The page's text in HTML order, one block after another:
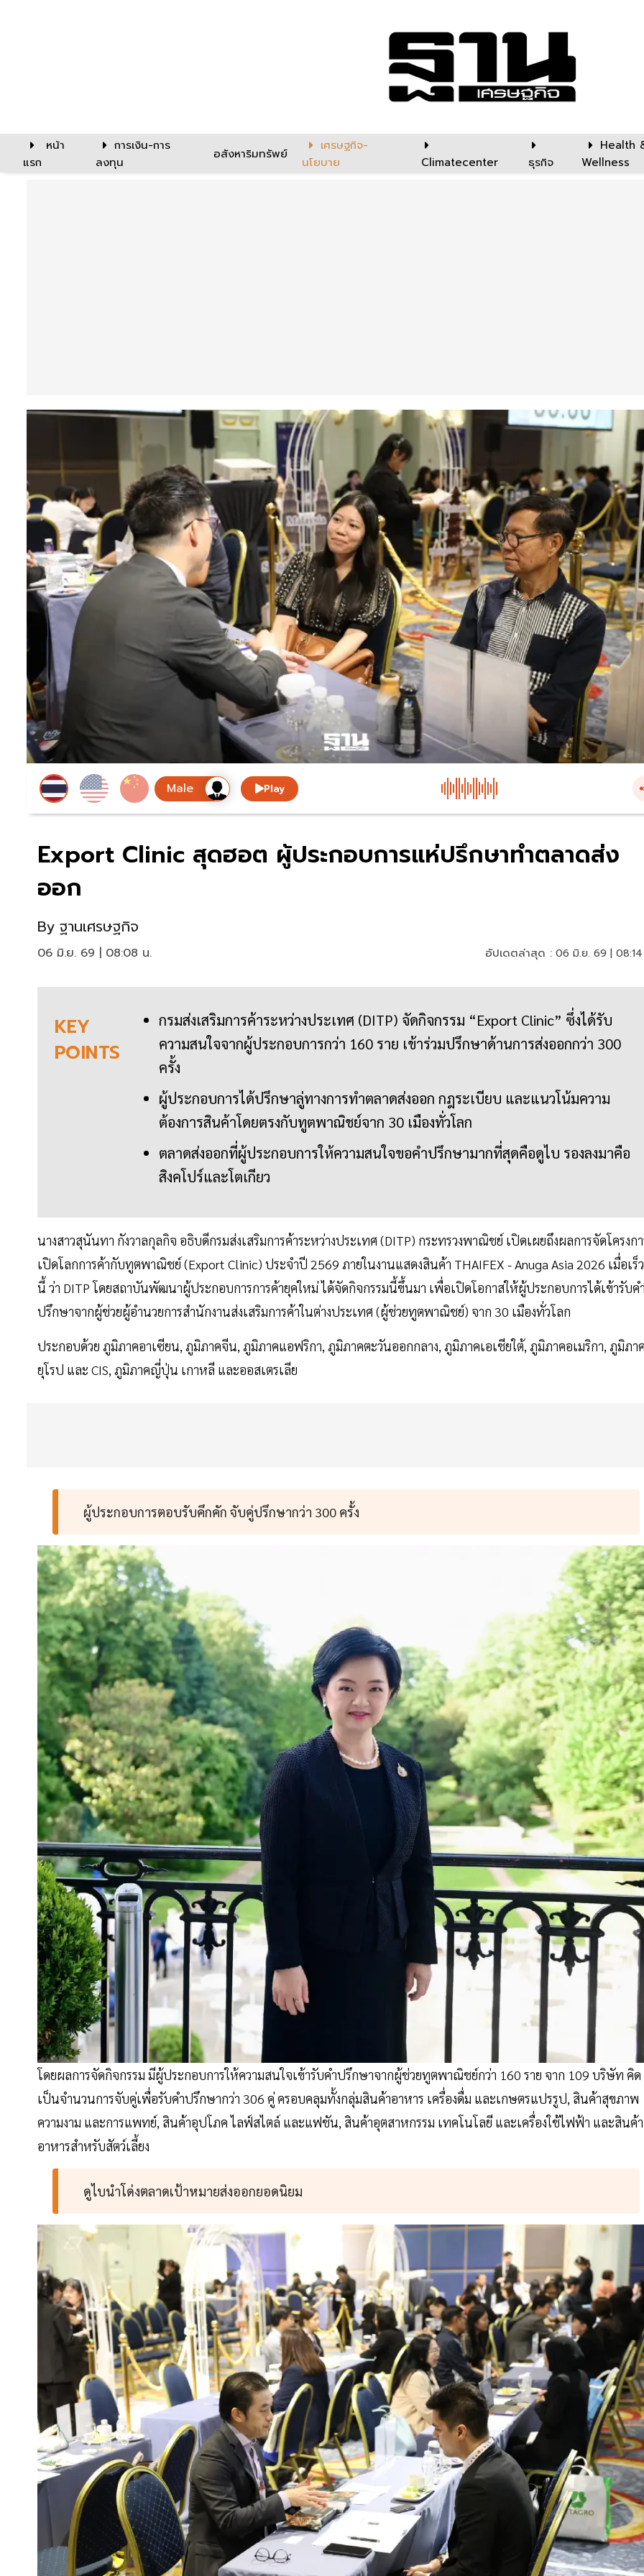
หน้า
แรก
การเงิน-การ
ลงทุน
อสังหาริมทรัพย์
เศรษฐกิจ-
นโยบาย
Climatecenter ธุรกิจ
Health
Wellness
Play
Export Clinic สุดฮอต ผู้ประกอบการแห่ปรึกษาทำตลาดส่ง
ออก
By ฐานเศรษฐกิจ
06 มิ.ย. 69 | 08:08 น. อัปเดตล่าสุด : 06 มิ.ย. 69 |
KEY
POINTS
กรมส่งเสริมการค้าระหว่างประเทศ (DITP) จัดกิจกรรม “Export Clinic” ซึ่งได้รับ
ความสนใจจากผู้ประกอบการกว่า 160 ราย เข้าร่วมปรึกษาด้านการส่งออกกว่า 300
ครั้ง
ผู้ประกอบการได้ปรึกษาลู่ทางการทำตลาดส่งออก กฎระเบียบ และแนวโน้มความ
ต้องการสินค้าโดยตรงกับทูตพาณิชย์จาก 30 เมืองทั่วโลก
ตลาดส่งออกที่ผู้ประกอบการให้ความสนใจขอคำปรึกษามากที่สุดคือดูไบ รองลงมาคือ
สิงคโปร์และโตเกียว
นางสาวสุนันทา กังวาลกุลกิจ อธิบดีกรมส่งเสริมการค้าระหว่างประเทศ (DITP) กระทรวงพาณิชย์ เปิดเผยถึงผลการจัดโครงก
เปิดโลกการค้ากับทูตพาณิชย์ (Export Clinic) ประจำปี 2569 ภายในงานแสดงสินค้า THAIFEX - Anuga Asia 2026 เมื่อเร็
นี้ ว่า DITP โดยสถาบันพัฒนาผู้ประกอบการการค้ายุคใหม่ ได้จัดกิจกรรมนี้ขึ้นมา เพื่อเปิดโอกาสให้ผู้ประกอบการได้เข้ารับค
ปรึกษาจากผู้ช่วยผู้อำนวยการสำนักงานส่งเสริมการค้าในต่างประเทศ (ผู้ช่วยทูตพาณิชย์) จาก 30 เมืองทั่วโลก
ประกอบด้วย ภูมิภาคอาเซียน, ภูมิภาคจีน, ภูมิภาคแอฟริกา, ภูมิภาคตะวันออกกลาง, ภูมิภาคเอเชียใต้, ภูมิภาคอเมริกา, ภูมิภา
ยุโรป และ CIS, ภูมิภาคญี่ปุ่น เกาหลี และออสเตรเลีย
ผู้ประกอบการตอบรับคึกคัก จับคู่ปรึกษากว่า 300 ครั้ง
โดยผลการจัดกิจกรรม มีผู้ประกอบการให้ความสนใจเข้ารับคำปรึกษาจากผู้ช่วยทูตพาณิชย์กว่า 160 ราย จาก 109 บริษัท คิด
เป็นจำนวนการจับคู่เพื่อรับคำปรึกษากว่า 306 คู่ ครอบคลุมทั้งกลุ่มสินค้าอาหาร เครื่องดื่ม และเกษตรแปรรูป, สินค้าสุขภาพ
ความงาม และการแพทย์, สินค้าอุปโภค ไลฟ์สไตล์ และแฟชัน, สินค้าอุตสาหกรรม เทคโนโลยี และเครื่องใช้ไฟฟ้า และสินค้า
อาหารสำหรับสัตว์เลี้ยง
ดูไบนำโด่งตลาดเป้าหมายส่งออกยอดนิยม